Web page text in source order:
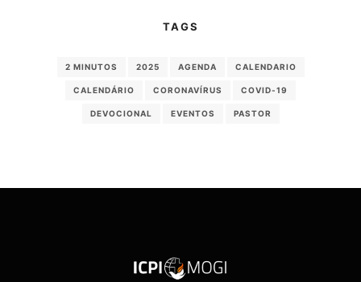
TAGS
2 MINUTOS 2025 AGENDA CALENDARIO
CALENDÁRIO CORONAVÍRUS COVID-19
DEVOCIONAL EVENTOS PASTOR